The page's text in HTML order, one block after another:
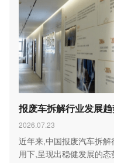
报废车拆解行业发展
2026.07.23
近年来,中国报废汽车拆
用下,呈现出稳健发展的